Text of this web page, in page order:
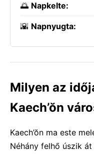
🌅 Napkelte:
🌇 Napnyugta:
Milyen az
Kaech’ŏn
Kaech’ŏn ma este
Néhány felhő úszik